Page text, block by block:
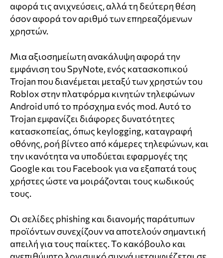
αφορά τις ανιχνεύσεις, αλλά τη δεύτερη θέση
όσον αφορά τον αριθμό των επηρεαζόμενων
χρηστών.
Μια αξιοσημείωτη ανακάλυψη αφορά την
εμφάνιση του SpyNote, ενός κατασκοπικού
Trojan που διανέμεται μεταξύ των χρηστών του
Roblox στην πλατφόρμα κινητών τηλεφώνων
Android υπό το πρόσχημα ενός mod. Αυτό το
Trojan εμφανίζει διάφορες δυνατότητες
κατασκοπείας, όπως keylogging, καταγραφή
οθόνης, ροή βίντεο από κάμερες τηλεφώνων, και
την ικανότητα να υποδύεται εφαρμογές της
Google και του Facebook για να εξαπατά τους
χρήστες ώστε να μοιράζονται τους κωδικούς
τους.
Οι σελίδες phishing και διανομής παράτυπων
προϊόντων συνεχίζουν να αποτελούν σημαντική
απειλή για τους παίκτες. Το κακόβουλο και